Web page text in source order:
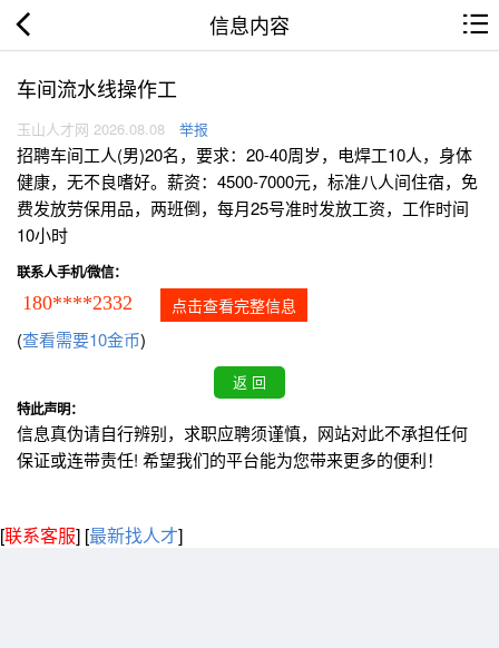
信息内容
车间流水线操作工
玉山人才网 2026.08.08 举报
招聘车间工人(男)20名，要求：20-40周岁，电焊工10人，身体
健康，无不良嗜好。薪资：4500-7000元，标准八人间住宿，免
费发放劳保用品，两班倒，每月25号准时发放工资，工作时间
10小时
联系人手机/微信：
180****2332 点击查看完整信息
(查看需要10金币)
特此声明：
信息真伪请自行辨别，求职应聘须谨慎，网站对此不承担任何
保证或连带责任! 希望我们的平台能为您带来更多的便利！
[联系客服] [最新找人才]